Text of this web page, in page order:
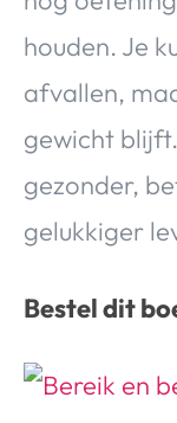
houden. Je
afvallen,
gewicht
gezonder,
gelukkiger
Bestel dit